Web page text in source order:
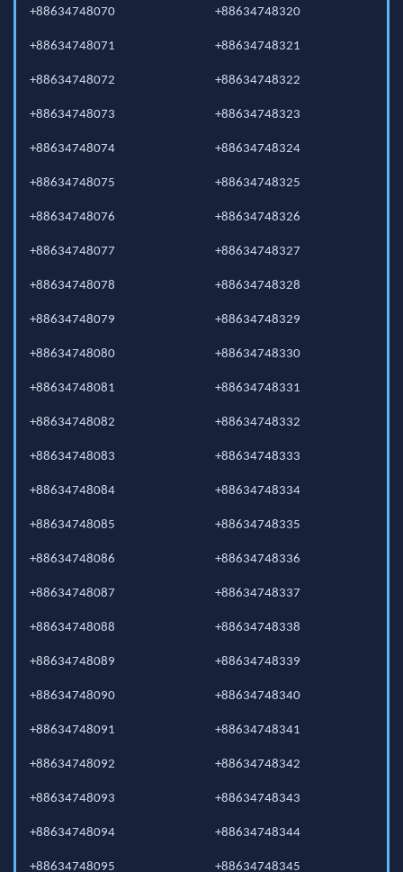
+88634748070
+88634748071
+88634748072
+88634748073
+88634748074
+88634748075
+88634748076
+88634748077
+88634748078
+88634748079
+88634748080
+88634748081
+88634748082
+88634748083
+88634748084
+88634748085
+88634748086
+88634748087
+88634748088
+88634748089
+88634748090
+88634748091
+88634748092
+88634748093
+88634748094
+88634748095
+88634748320
+88634748321
+88634748322
+88634748323
+88634748324
+88634748325
+88634748326
+88634748327
+88634748328
+88634748329
+88634748330
+88634748331
+88634748332
+88634748333
+88634748334
+88634748335
+88634748336
+88634748337
+88634748338
+88634748339
+88634748340
+88634748341
+88634748342
+88634748343
+88634748344
+88634748345